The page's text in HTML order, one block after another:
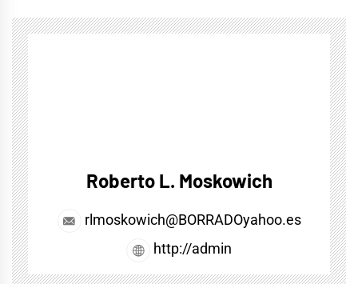
Roberto L. Moskowich
rlmoskowich@BORRADOyahoo.es
http://admin